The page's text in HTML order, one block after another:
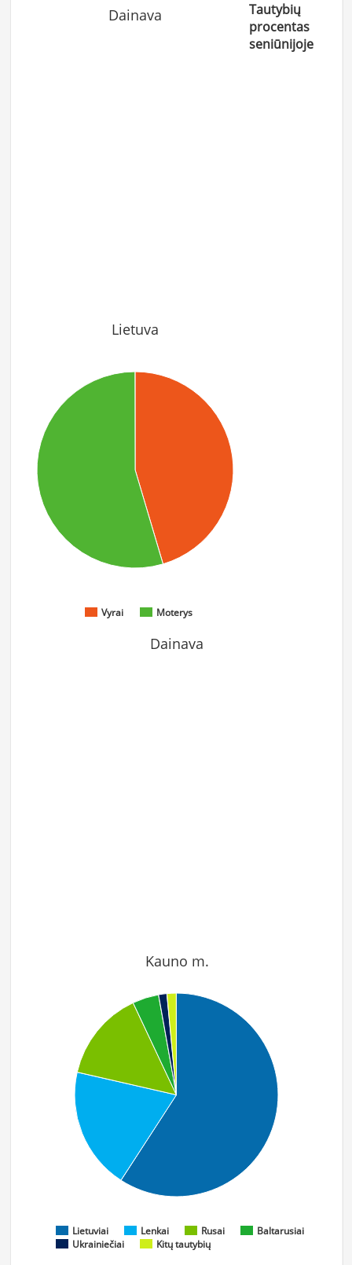
Dainava
Lietuva
Vyrai Moterys
Tautybių
procentas
seniūnijoje
Dainava
Kauno m.
Lietuviai Lenkai Rusai
Baltarusiai
Ukrainiečiai
Kitų tautybių